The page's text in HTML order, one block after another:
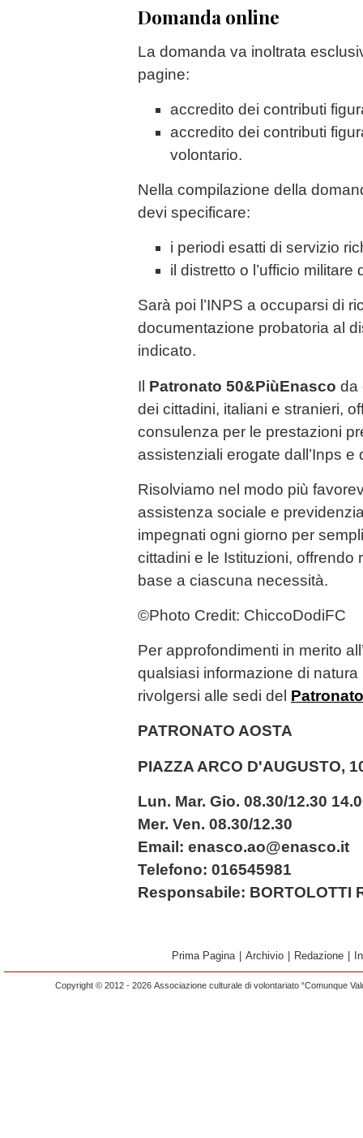
Domanda online
La domanda va inoltrata
pagine:
accredito dei contributi
accredito dei contributi
volontario.
Nella compilazione della
devi specificare:
i periodi esatti di servizio
il distretto o l’ufficio militare
Sarà poi l’INPS a occuparsi di
documentazione probatoria al
indicato.
Il Patronato 50&PiùEnasco da
dei cittadini, italiani e stranieri,
consulenza per le prestazioni
assistenziali erogate dall’Inps e
Risolviamo nel modo più
assistenza sociale e
impegnati ogni giorno per
cittadini e le Istituzioni, offrendo
base a ciascuna necessità.
©️Photo Credit: ChiccoDodiFC
Per approfondimenti in merito
qualsiasi informazione di
rivolgersi alle sedi del
PATRONATO AOSTA
PIAZZA ARCO D'AUGUSTO,
Lun. Mar. Gio. 08.30/12.30
Mer. Ven. 08.30/12.30
Email: enasco.ao@enasco.it
Telefono: 016545981
Responsabile: BORTOLOTTI
Prima Pagina Archivio Redazione
Copyright © 2012 - 2026 Associazione culturale di volontariato “Comunque